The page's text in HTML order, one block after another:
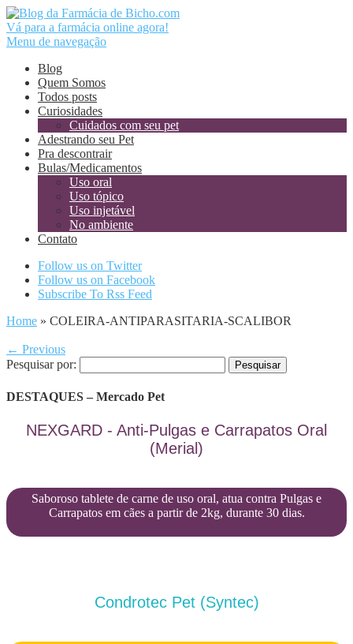
Vá para a farmácia online agora!
Menu de navegação
Blog
Quem Somos
Todos posts
Curiosidades
Cuidados com seu pet
Adestrando seu Pet
Pra descontrair
Bulas/Medicamentos
Uso oral
Uso tópico
Uso injetável
No ambiente
Contato
Follow us on Twitter
Follow us on Facebook
Subscribe To Rss Feed
Home » COLEIRA-ANTIPARASITARIA-SCALIBOR
← Previous
Pesquisar por:
DESTAQUES – Mercado Pet
NEXGARD - Anti-Pulgas e Carrapatos Oral
(Merial)
Saboroso tablete de carne de uso oral, atua contra Pulgas e
Carrapatos em cães a partir de 2kg, durante 30 dias.
Condrotec Pet (Syntec)